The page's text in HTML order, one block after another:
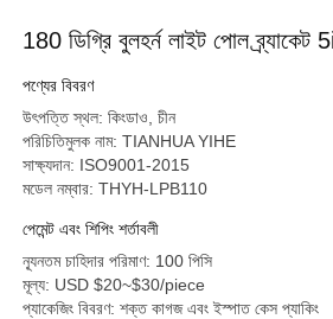
180 ডিগ্রি বুলহর্ন লাইট পোল ব্র্যাকেট
পণ্যের বিবরণ
উৎপত্তি স্থল: কিংডাও, চীন
পরিচিতিমুলক নাম: TIANHUA YIHE
সাক্ষ্যদান: ISO9001-2015
মডেল নম্বার: THYH-LPB110
পেমেন্ট এবং শিপিং শর্তাবলী
ন্যূনতম চাহিদার পরিমাণ: 100 পিসি
মূল্য: USD $20~$30/piece
প্যাকেজিং বিবরণ: শক্ত কাগজ এবং ইস্পাত কেস প্যাকিং